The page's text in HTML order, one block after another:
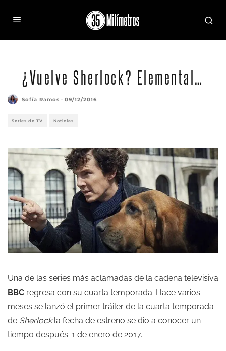
¿Vuelve Sherlock? Elemental…
Sofía Ramos · 09/12/2016
Series de TV Noticias
Una de las series más aclamadas de la cadena televisiva
BBC regresa con su cuarta temporada. Hace varios
meses se lanzó el primer tráiler de la cuarta temporada
de Sherlockla fecha de estreno se dio a conocer un
tiempo después: 1 de enero de 2017.